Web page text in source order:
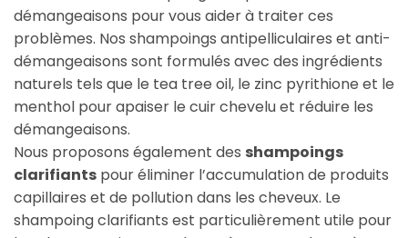
démangeaisons pour vous aider à traiter ces
problèmes. Nos shampoings antipelliculaires et anti-
démangeaisons sont formulés avec des ingrédients
naturels tels que le tea tree oil, le zinc pyrithione et le
menthol pour apaiser le cuir chevelu et réduire les
démangeaisons.
Nous proposons également des shampoings
clarifiants pour éliminer l’accumulation de produits
capillaires et de pollution dans les cheveux. Le
shampoing clarifiants est particulièrement utile pour